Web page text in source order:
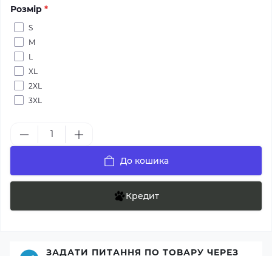
Розмір *
S
M
L
XL
2XL
3XL
До кошика
Кредит
ЗАДАТИ ПИТАННЯ ПО ТОВАРУ ЧЕРЕЗ